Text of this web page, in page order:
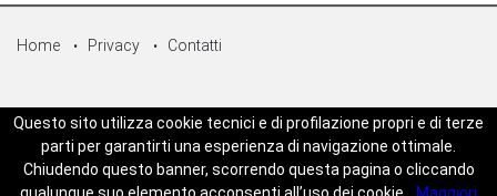
Home Privacy Contatti
© Copyright 2026 - Sicilpress Publisher soc.coop - P.Iva:
07050860829 - WEBSICILIANEWS è una testata registrata - Aut. del
tribunale di Palermo n.5 del 18/05/2023 - Direttore Responsabile
Joseph Zambito - Powered by Mt-Web Agency
Questo sito utilizza cookie tecnici e di profilazione propri e di terze
parti per garantirti una esperienza di navigazione ottimale.
Chiudendo questo banner, scorrendo questa pagina o cliccando